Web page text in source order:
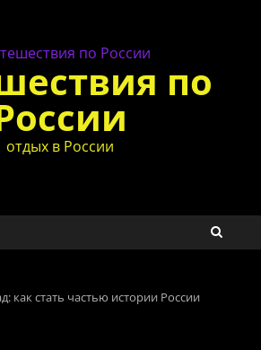
по
отдых в России
как стать частью истории России